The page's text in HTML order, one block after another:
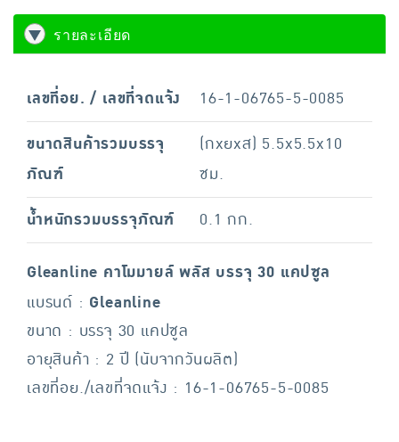
รายละเอียด
เลขที่อย. / เลขที่จดแจ้ง
16-1-06765-5-0085
ขนาดสินค้ารวมบรรจุ
ภัณฑ์
(กxยxส) 5.5x5.5x10
ซม.
น้ำหนักรวมบรรจุภัณฑ์
0.1 กก.
Gleanline คาโมมายล์ พลัส บรรจุ 30 แคปซูล
แบรนด์ : Gleanline
ขนาด : บรรจุ 30 แคปซูล
อายุสินค้า : 2 ปี (นับจากวันผลิต)
เลขที่อย./เลขที่จดแจ้ง : 16-1-06765-5-0085